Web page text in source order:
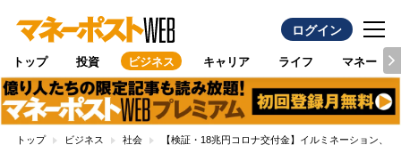
ログイン
トップ 投資 ビジネス キャリア ライフ マネー
トップ ビジネス 社会 【検証・18兆円コロナ交付金】イルミネーション、